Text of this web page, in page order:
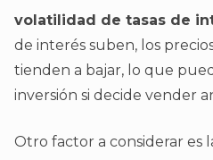
volatilidad de tasas de
de interés suben, los
tienden a bajar, lo que
inversión si decide vender
Otro factor a considerar es